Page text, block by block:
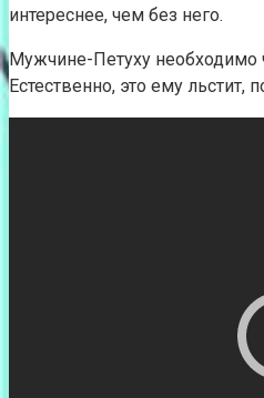
интереснее, чем без него.
Мужчине-Петуху необходимо
Естественно, это ему